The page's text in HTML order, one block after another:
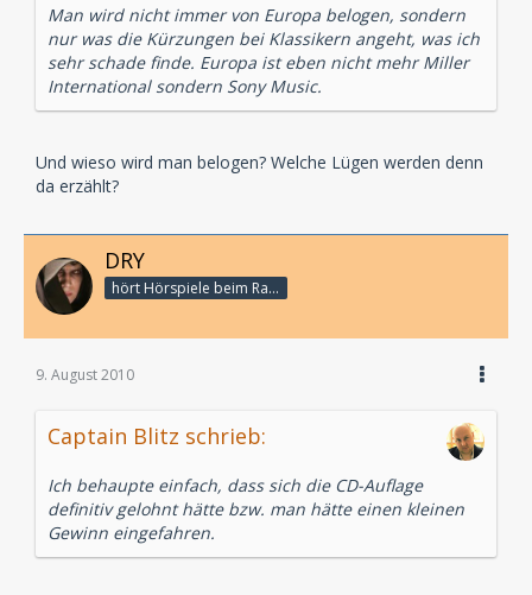
Man wird nicht immer von Europa belogen, sondern
nur was die Kürzungen bei Klassikern angeht, was ich
sehr schade finde. Europa ist eben nicht mehr Miller
International sondern Sony Music.
Und wieso wird man belogen? Welche Lügen werden denn
da erzählt?
DRY
hört Hörspiele beim Rasenmähen
9. August 2010
Captain Blitz schrieb:
Ich behaupte einfach, dass sich die CD-Auflage
definitiv gelohnt hätte bzw. man hätte einen kleinen
Gewinn eingefahren.